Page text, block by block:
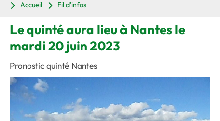
Accueil
Fil d'infos
Le quinté aura lieu à Nantes le
mardi 20 juin 2023
Pronostic quinté Nantes